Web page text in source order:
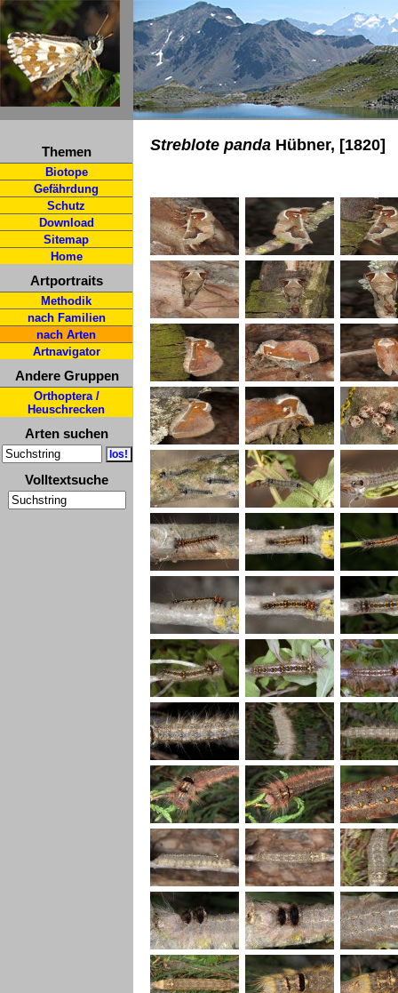
Themen
Biotope
Gefährdung
Schutz
Download
Sitemap
Home
Artportraits
Methodik
nach Familien
nach Arten
Artnavigator
Andere Gruppen
Orthoptera /
Heuschrecken
Arten suchen
Volltextsuche
Streblote panda Hübner, [1820]